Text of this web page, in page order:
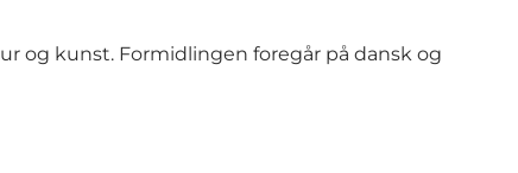
og kunst. Formidlingen foregår på dansk og